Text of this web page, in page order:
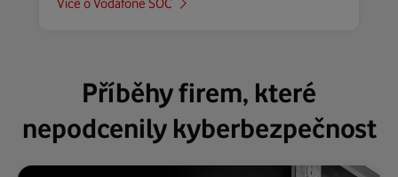
Více o Vodafone SOC
Příběhy firem, které
nepodcenily kyberbezpečnost